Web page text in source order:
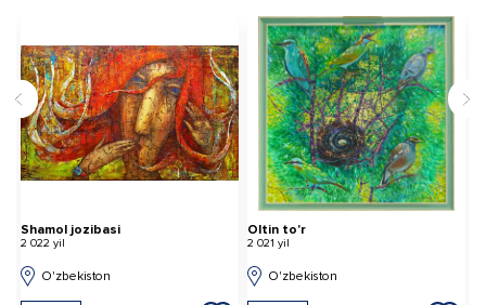
Shamol jozibasi
2 022 yil
O'zbekiston
Oltin to'r
2 021 yil
O'zbekiston